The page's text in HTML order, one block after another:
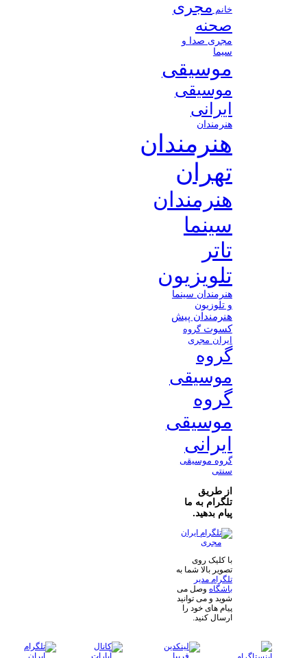
خانم مجری
صحنه
مجری صدا و
سیما
موسیقی
موسیقی
ایرانی
هنرمندان
هنرمندان
تهران
هنرمندان
سینما
تاتر
تلویزیون
هنرمندان سینما
و تلوزیون
هنرمندان پیش
کسوتگروه
ایران مجری
گروه
موسیقی
گروه
موسیقی
ایرانی
گروه موسیقی
سنتی
از طریق
تلگرام به ما
پیام بدهید.
با کلیک روی
تصویر بالا شما به
تلگرام مدیر
باشگاه وصل می
شوید و می توانید
پیام های خود را
ارسال کنید.